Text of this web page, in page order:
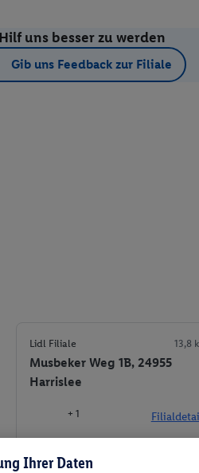
Hilf uns besser zu werden
Gib uns Feedback zur Filiale
Lidl Filiale 13,8
Musbeker Weg 1B, 24955
Harrislee
+ 1
Meine Filiale
Ihrer Daten